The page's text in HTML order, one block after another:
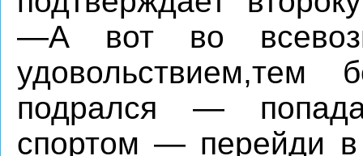
—А вот во
подрался —
спортом — перейди в